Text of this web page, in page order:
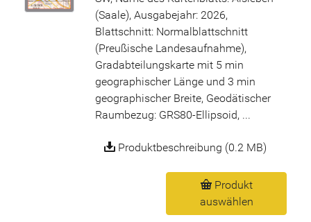
(Saale), Ausgabejahr: 2026,
Blattschnitt: Normalblattschnitt
(Preußische Landesaufnahme),
Gradabteilungskarte mit 5 min
geographischer Länge und 3 min
geographischer Breite, Geodätischer
Raumbezug: GRS80-Ellipsoid, ...
Produktbeschreibung (0.2 MB)
Produkt
auswählen